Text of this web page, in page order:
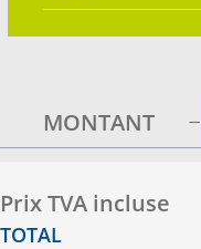
MONTANT
Prix ​​TVA incluse
TOTAL